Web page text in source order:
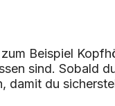
Beispiel
sind. Sobald
damit du